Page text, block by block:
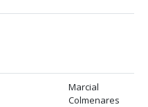
Marcial
Colmenares